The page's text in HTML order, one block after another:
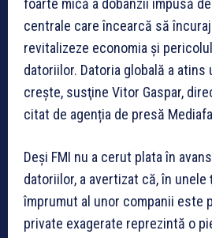
foarte mică a dobânzii impusă
centrale care încearcă să
revitalizeze economia şi
datoriilor. Datoria globală a atins
creşte, susţine Vitor Gaspar,
citat de agenția de presă
Deşi FMI nu a cerut plata în
datoriilor, a avertizat că, în unele
împrumut al unor companii este
private exagerate reprezintă o